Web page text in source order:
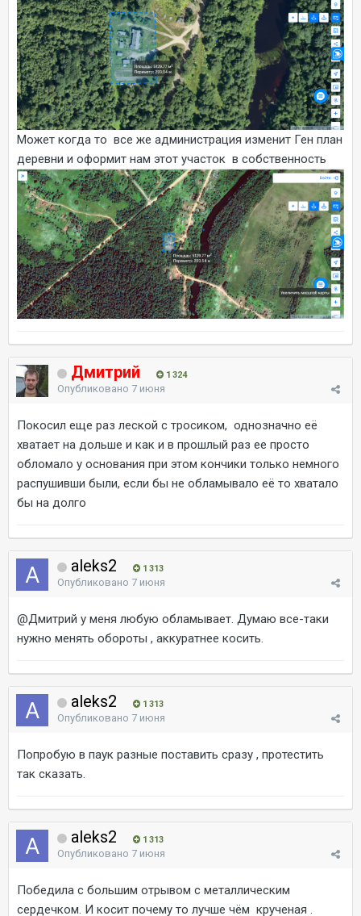
Может когда то все же администрация изменит Ген план
деревни и оформит нам этот участок в собственность
Дмитрий 1 324
Опубликовано 7 июня
Покосил еще раз леской с тросиком, однозначно её
хватает на дольше и как и в прошлый раз ее просто
обломало у основания при этом кончики только немного
распушивши были, если бы не обламывало её то хватало
бы на долго
aleks2 1 313
Опубликовано 7 июня
@Дмитрий у меня любую обламывает. Думаю все-таки
нужно менять обороты , аккуратнее косить.
aleks2 1 313
Опубликовано 7 июня
Попробую в паук разные поставить сразу , протестить
так сказать.
aleks2 1 313
Опубликовано 7 июня
Победила с большим отрывом с металлическим
сердечком. И косит почему то лучше чём крученая .